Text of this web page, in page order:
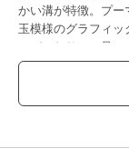
かい溝が特徴。プー
玉模様のグラフィ
にぴったりの一足。
・リサイクル素材使